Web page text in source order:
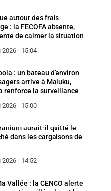
autour des frais
: la FECOFA absente,
de calmer la situation
2026 - 15:04
: un bateau d’environ
arrive à Maluku,
renforce la surveillance
2026 - 15:00
aurait-il quitté le
dans les cargaisons de
2026 - 14:52
Vallée : la CENCO alerte